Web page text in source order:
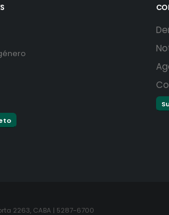
2263, CABA | 5287-6700